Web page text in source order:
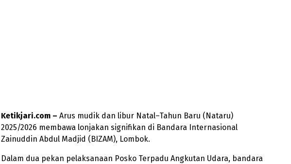
Ketikjari.com – Arus mudik dan libur Natal–Tahun Baru (Nataru)
2025/2026 membawa lonjakan signifikan di Bandara Internasional
Zainuddin Abdul Madjid (BIZAM), Lombok.
Dalam dua pekan pelaksanaan Posko Terpadu Angkutan Udara, bandara